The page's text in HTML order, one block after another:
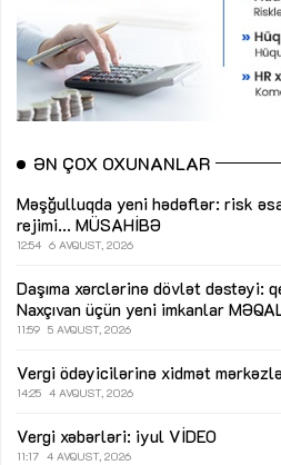
ƏN ÇOX OXUNANLAR
Məşğulluqda yeni hədəflər: risk
rejimi... MÜSAHİBƏ
12:54 6 AVQUST, 2026
Daşıma xərclərinə dövlət dəstəyi:
Naxçıvan üçün yeni imkanlar
11:59 5 AVQUST, 2026
Vergi ödəyicilərinə xidmət
14:25 4 AVQUST, 2026
Vergi xəbərləri: iyul VİDEO
11:17 4 AVQUST, 2026